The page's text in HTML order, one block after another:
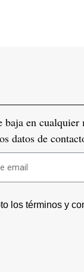
baja en
datos de
los términos y